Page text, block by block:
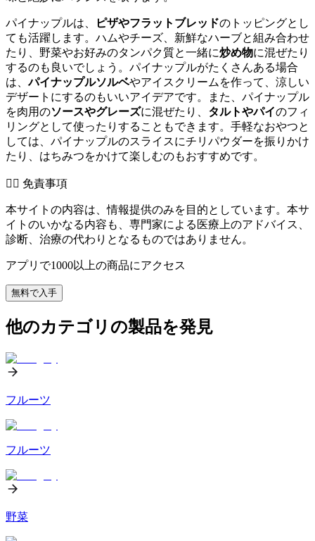
パイナップルは、 ピザやフラットブレッドのトッピングとし
ても活躍します。ハムやチーズ、新鮮なハーブと組み合わせ
たり、野菜やお好みのタンパク質と一緒に炒め物に混ぜたり
するのも良いでしょう。パイナップルがたくさんある場合
は、パイナップルソルベやアイスクリームを作って、涼しい
デザートにするのもいいアイデアです。また、パイナップル
を肉用のソースやグレーズに混ぜたり、 タルトやパイのフィ
リングとして使ったりすることもできます。手軽なおやつと
しては、パイナップルのスライスにチリパウダーを振りかけ
たり、はちみつをかけて楽しむのもおすすめです。
👨‍⚕️️ 免責事項
本サイトの内容は、情報提供のみを目的としています。本サ
イトのいかなる内容も、専門家による医療上のアドバイス、
診断、治療の代わりとなるものではありません。
アプリで1000以上の商品にアクセス
無料で入手
他のカテゴリの製品を発見
フルーツ
フルーツ
野菜